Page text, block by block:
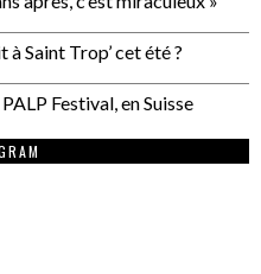
Saint Trop’ cet été ?
Festival, en Suisse